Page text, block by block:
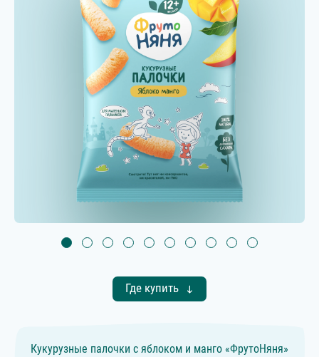
Где купить
Кукурузные палочки с яблоком и манго «ФрутоНяня»